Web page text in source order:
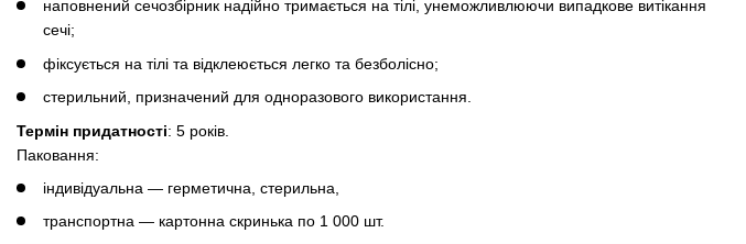
наповнений сечозбірник надійно тримається на тілі, унеможливлюючи випадкове витікання
сечі;
фіксується на тілі та відклеюється легко та безболісно;
стерильний, призначений для одноразового використання.
Термін придатності: 5 років.
Паковання:
індивідуальна — герметична, стерильна,
транспортна — картонна скринька по 1 000 шт.